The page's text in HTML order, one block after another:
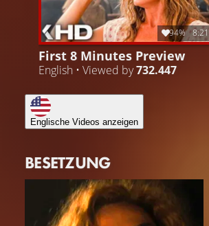
94% 8:21
First 8 Minutes Preview
English • Viewed by732.447
Englische Videos anzeigen
BESETZUNG